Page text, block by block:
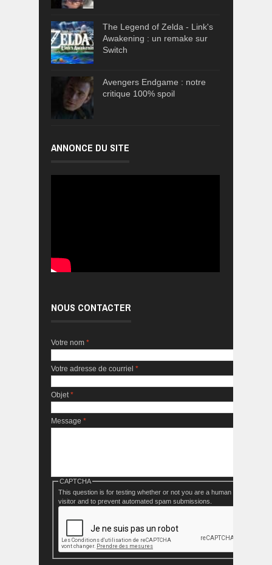
The Legend of Zelda - Link's
Awakening : un remake sur
Switch
Avengers Endgame : notre
critique 100% spoil
ANNONCE DU SITE
NOUS CONTACTER
Votre nom *
Votre adresse de courriel *
Objet *
Message *
CAPTCHA
This question is for testing whether or not you are a human
visitor and to prevent automated spam submissions.